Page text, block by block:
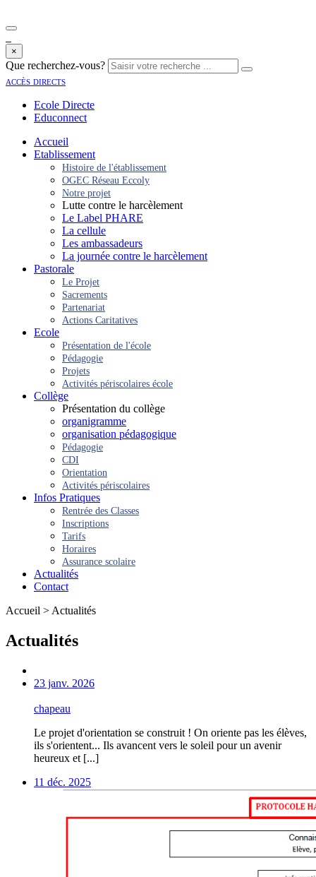
×
Que recherchez-vous?
accès directs
Ecole Directe
Educonnect
Accueil
Etablissement
Histoire de l'établissement
OGEC Réseau Eccoly
Notre projet
Lutte contre le harcèlement
Le Label PHARE
La cellule
Les ambassadeurs
La journée contre le harcèlement
Pastorale
Le Projet
Sacrements
Partenariat
Actions Caritatives
Ecole
Présentation de l'école
Pédagogie
Projets
Activités périscolaires école
Collège
Présentation du collège
organigramme
organisation pédagogique
Pédagogie
CDI
Orientation
Activités périscolaires
Infos Pratiques
Rentrée des Classes
Inscriptions
Tarifs
Horaires
Assurance scolaire
Actualités
Contact
Accueil > Actualités
Actualités
23 janv. 2026
chapeau
Le projet d'orientation se construit ! On oriente pas les élèves,
ils s'orientent... Ils avancent vers le soleil pour un avenir
heureux et [...]
11 déc. 2025